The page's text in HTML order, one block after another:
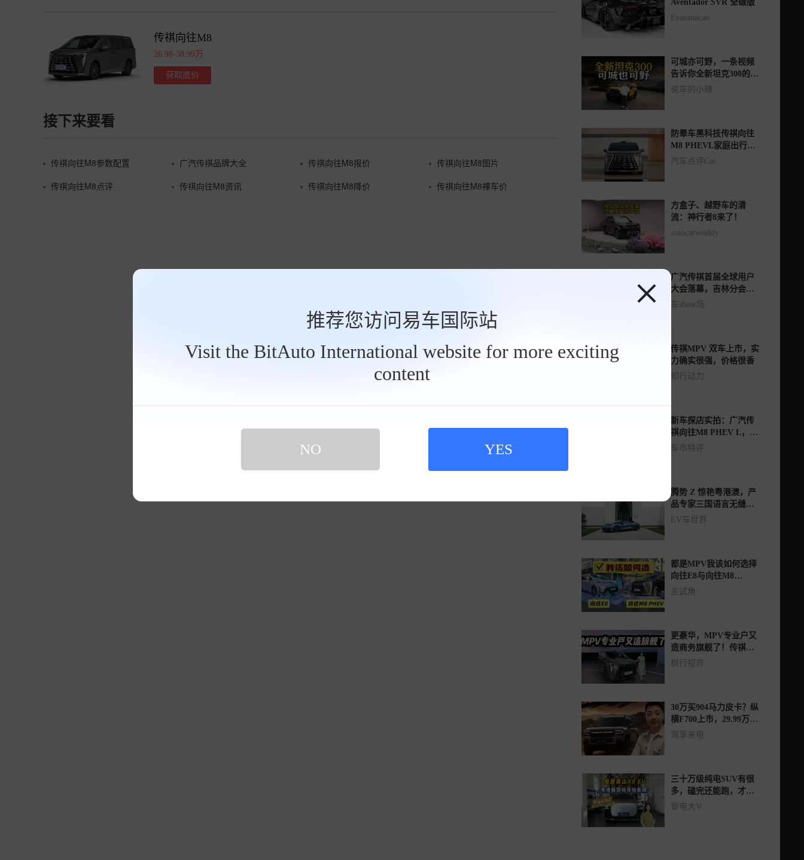
推荐您访问易车国际站
Visit the BitAuto International website for more exciting
content
NO YES
传祺向往M8
26.98-38.99万
获取底价
接下来要看
传祺向往M8参数配置 广汽传祺品牌大全 传祺向往M8报价
传祺向往M8图片
传祺向往M8点评
传祺向往M8资讯 传祺向往M8降价 传祺向往M8裸车价
Aventador SVR 全碳版
Evanmacao
可城亦可野，一条视频
告诉你全新坦克300的
“可玩性”有多高？
说车的小辣
防晕车黑科技传祺向往
M8 PHEVL家庭出行优
选
汽车点评Car
方盒子、越野车的清
流：神行者8来了！
autocarweekly
广汽传祺首届全球用户
大会落幕，吉林分会场
共同见证
车show场
传祺MPV 双车上市，实
力确实很强，价格很香
知行动力
新车探店实拍：广汽传
祺向往M8 PHEV L，惊
喜太多了
车市特评
腾势 Z 惊艳粤港澳，产
品专家三国语言无缝切
换EV车世界
都是MPV我该如何选择
向往E8与向往M8
PHEV L 你更喜欢谁？
主试角
更豪华，MPV专业户又
造商务旗舰了！传祺向
往M8 PHEV L 26.98万
枫行视界
30万买904马力皮卡？纵
横F700上市，29.99万
起，这谁顶得住？
驾享来电
三十万级纯电SUV有很
多，磕完还能跑，才是
更安心的选择！
智电大V